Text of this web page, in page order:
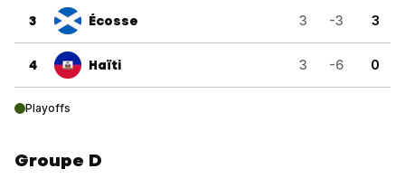
3 Écosse 3 -3 3
4 Haïti 3 -6 0
Playoffs
Groupe D